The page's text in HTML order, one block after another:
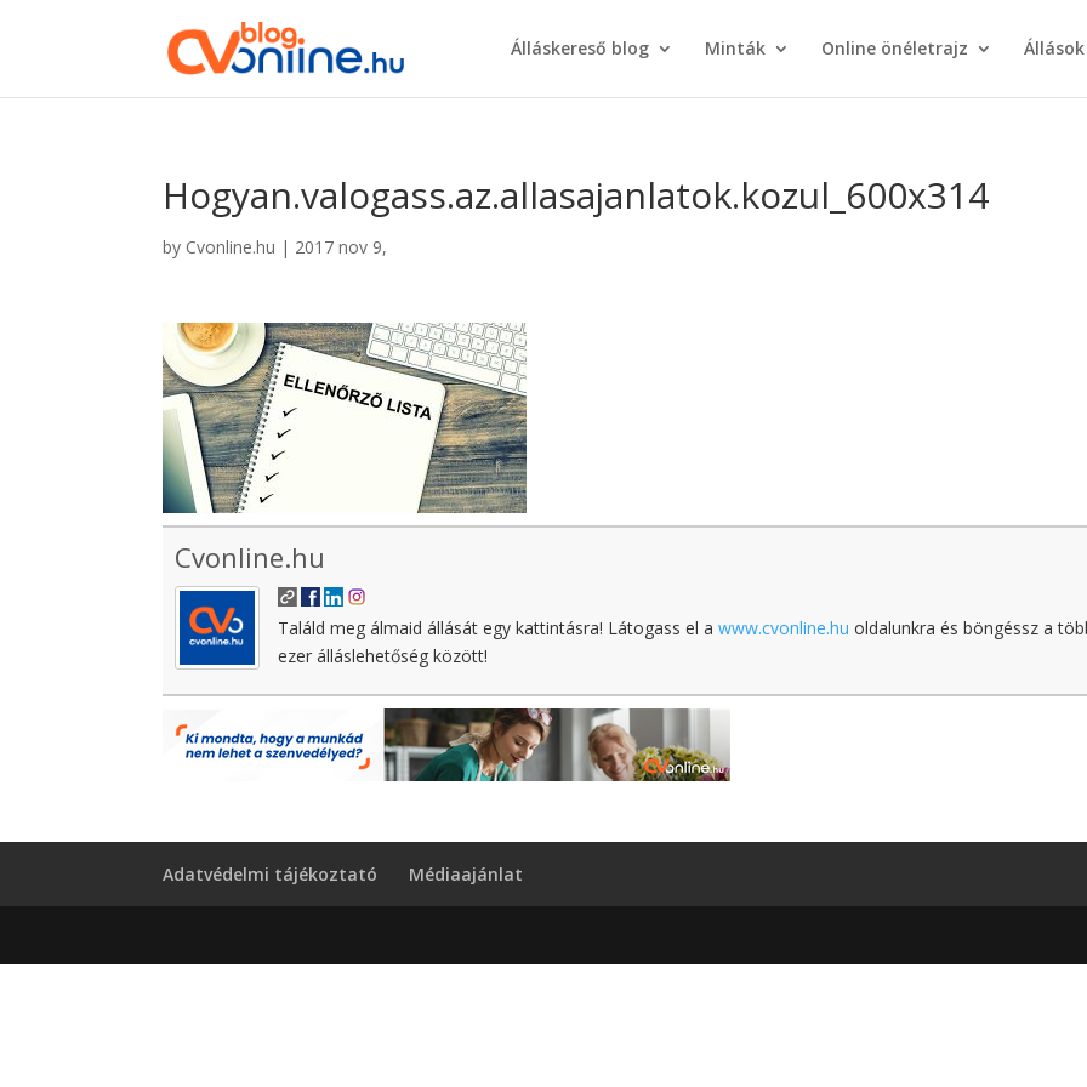
Álláskereső blog Minták Online önéletrajz Állások
Hogyan.valogass.az.allasajanlatok.kozul_600x314
by Cvonline.hu | 2017 nov 9,
Cvonline.hu
Találd meg álmaid állását egy kattintásra! Látogass el awww.cvonline.hu oldalunkra és böngéssz a
ezer álláslehetőség között!
Adatvédelmi tájékoztató Médiaajánlat